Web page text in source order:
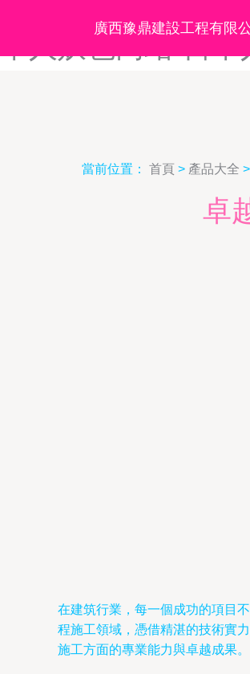
日本人日-日本人
廣西豫鼎建設工程有限
當前位置： 首頁 > 產品大全 >
卓
在建筑行業，每一個成功的項目
程施工領域，憑借精湛的技術實
施工方面的專業能力與卓越成果。